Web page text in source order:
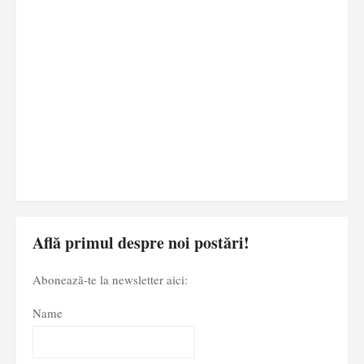
Află primul despre noi postări!
Abonează-te la newsletter aici:
Name